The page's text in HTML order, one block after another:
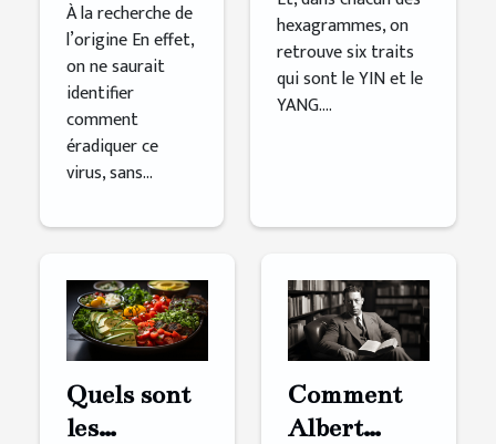
À la recherche de
l’origine En effet,
on ne saurait
identifier
comment
éradiquer ce
virus, sans...
hexagrammes, on
retrouve six traits
qui sont le YIN et le
YANG....
Quels sont
les
Comment
Albert